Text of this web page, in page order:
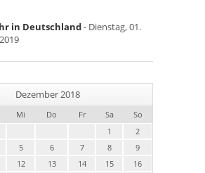
in Deutschland- Dienstag, 01.
Dezember 2018
Mi Do Fr Sa
So
1
2
5 6 7 8
9
12 13 14 15
16